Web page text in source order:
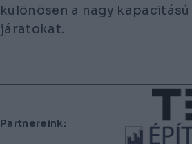
különösen a nagy
járatokat.
Lábléc
Partnereink: